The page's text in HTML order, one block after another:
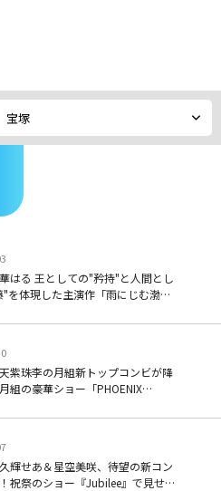
宝塚
矜持"と人間とし
"を体現した主演作「雨にじむ渤海
紫珠李の月組新トップコンビが降
組の豪華ショー「PHOENIX
輝せあ＆星空美咲、待望の新コン
祝祭のショー『Jubilee』で見せた